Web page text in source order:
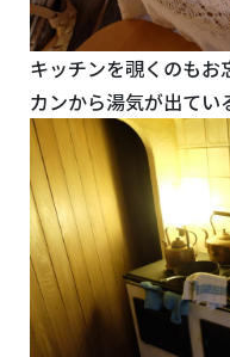
キッチンを覗くのも
カンから湯気が出てい